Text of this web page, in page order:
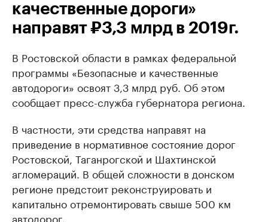
качественные дороги»
направят ₽3,3 млрд в 2019г.
В Ростовской области в рамках федеральной
программы «Безопасные и качественные
автодороги» освоят 3,3 млрд руб. Об этом
сообщает пресс-служба губернатора региона.
В частности, эти средства направят на
приведение в нормативное состояние дорог
Ростовской, Таганрогской и Шахтинской
агломераций. В общей сложности в донском
регионе предстоит реконструировать и
капитально отремонтировать свыше 500 км
автодорог.